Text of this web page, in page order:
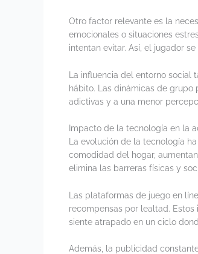
Otro factor relevante es la
emocionales o situaciones
intentan evitar. Así, el jugador
La influencia del entorno
hábito. Las dinámicas de
adictivas y a una menor
Impacto de la tecnología en la
La evolución de la tecnología
comodidad del hogar,
elimina las barreras físicas y
Las plataformas de juego en
recompensas por lealtad.
siente atrapado en un ciclo
Además, la publicidad